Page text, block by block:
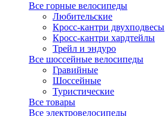
Все горные велосипеды
Любительские
Кросс-кантри двухподвесы
Кросс-кантри хардтейлы
Трейл и эндуро
Все шоссейные велосипеды
Гравийные
Шоссейные
Туристические
Все товары
Все электровелосипеды